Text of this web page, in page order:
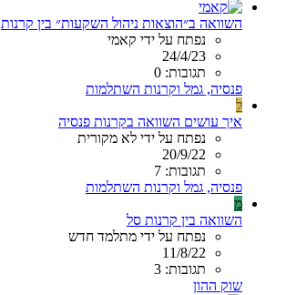
השוואה ב״הוצאות ניהול השקעות״ בין קרנות
נפתח על ידי קאמי
24/4/23
תגובות: 0
פנסיה, גמל וקרנות השתלמות
ל
איך עושים השוואה בקרנות פנסיה
נפתח על ידי לא מקורית
20/9/22
תגובות: 7
פנסיה, גמל וקרנות השתלמות
מ
השוואה בין קרנות סל
נפתח על ידי מתלמד חדש
11/8/22
תגובות: 3
שוק ההון